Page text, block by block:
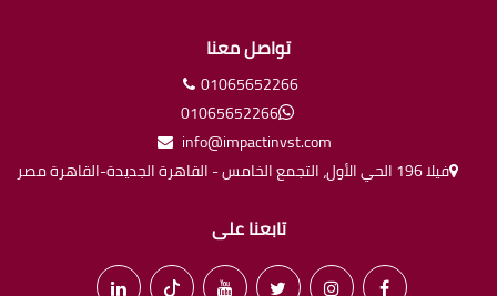
تواصل معنا
01065652266
01065652266
info@impactinvst.com
فيلا 196 الحي الأول، التجمع الخامس - القاهرة الجديدة-القاهرة مصر
تابعنا على